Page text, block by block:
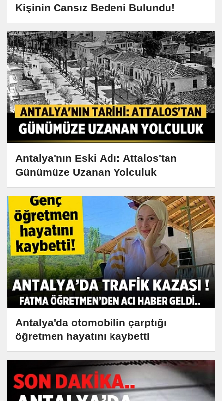
Kişinin Cansız Bedeni Bulundu!
Antalya'nın Eski Adı: Attalos'tan
Günümüze Uzanan Yolculuk
Antalya'da otomobilin çarptığı
öğretmen hayatını kaybetti